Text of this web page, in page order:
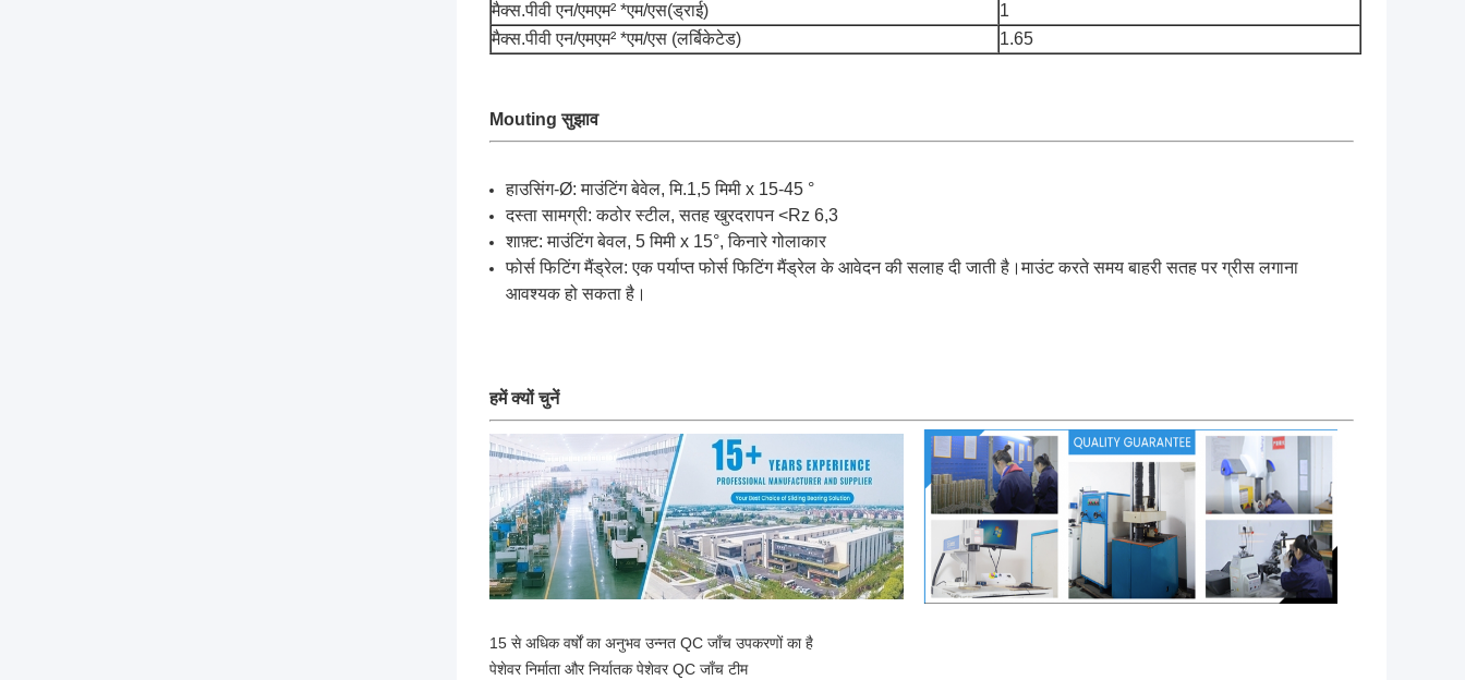
मैक्स.पीवी एन/एमएम² *एम/एस(ड्राई)
1
मैक्स.पीवी एन/एमएम² *एम/एस (लर्बिकेटेड)
1.65
Mouting सुझाव
हाउसिंग-Ø: माउंटिंग बेवेल, मि.1,5 मिमी x 15-45 °
दस्ता सामग्री: कठोर स्टील, सतह खुरदरापन <Rz 6,3
शाफ़्ट: माउंटिंग बेवल, 5 मिमी x 15°, किनारे गोलाकार
फोर्स फिटिंग मैंड्रेल: एक पर्याप्त फोर्स फिटिंग मैंड्रेल के आवेदन की सलाह दी जाती है।माउंट करते समय बाहरी सतह पर ग्रीस लगाना
आवश्यक हो सकता है।
हमें क्यों चुनें
15 से अधिक वर्षों का अनुभव उन्नत QC जाँच उपकरणों का है
पेशेवर निर्माता और निर्यातक पेशेवर QC जाँच टीम